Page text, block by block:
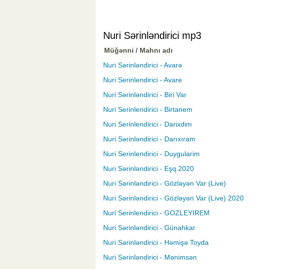
Nuri Sərinləndirici mp3
Müğənni / Mahnı adı
Nuri Sərinləndirici - Avarə
Nuri Serinlendirici - Avare
Nuri Sərinləndirici - Biri Var
Nuri Serinlendirici - Birtanem
Nuri Serinlendirici - Darixdim
Nuri Sərinləndirici - Darıxıram
Nuri Serinlendirici - Duygularim
Nuri Sərinləndirici - Eşq 2020
Nuri Sərinləndirici - Gözləyən Var (Live)
Nuri Sərinləndirici - Gözləyən Var (Live) 2020
Nuri Serinlendirici - GOZLEYIREM
Nuri Sərinləndirici - Günahkar
Nuri Sərinləndirici - Həmişə Toyda
Nuri Sərinləndirici - Mənimsən